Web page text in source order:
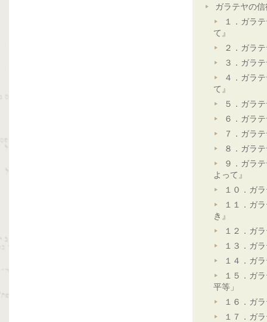
ガラテヤの
１．ガラ
て』
２．ガラ
３．ガラ
４．ガラ
て』
５．ガラ
６．ガラ
７．ガラ
８．ガラ
９．ガラ
よって』
１０．ガ
１１．ガ
き』
１２．ガ
１３．ガ
１４．ガ
１５．ガ
平等」
１６．ガ
１７．ガ